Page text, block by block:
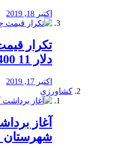
اکتبر 18, 2019
تکرار
دلار 11 400
اکتبر 17, 2019
کشاورزی
آغاز
شهرستان